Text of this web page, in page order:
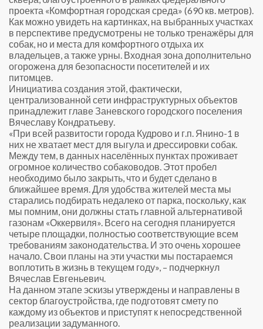
проекта «Комфортная городская среда» (690 кв. метров).
Как можно увидеть на картинках, на выбранных участках
в перспективе предусмотрены не только тренажёры для
собак, но и места для комфортного отдыха их
владельцев, а также урны. Входная зона дополнительно
огорожена для безопасности посетителей и их
питомцев.
Инициатива создания этой, фактически,
централизованной сети инфраструктурных объектов
принадлежит главе Заневского городского поселения
Вячеславу Кондратьеву.
«При всей развитости города Кудрово и г.п. Янино-1 в
них не хватает мест для выгула и дрессировки собак.
Между тем, в данных населённых пунктах проживает
огромное количество собаководов. Этот пробел
необходимо было закрыть, что и будет сделано в
ближайшее время. Для удобства жителей места мы
старались подбирать недалеко от парка, поскольку, как
мы помним, они должны стать главной альтернативой
газонам «Оккервиля». Всего на сегодня планируется
четыре площадки, полностью соответствующие всем
требованиям законодательства. И это очень хорошее
начало. Свои планы на эти участки мы постараемся
воплотить в жизнь в текущем году», – подчеркнул
Вячеслав Евгеньевич.
На данном этапе эскизы утверждены и направлены в
сектор благоустройства, где подготовят смету по
каждому из объектов и приступят к непосредственной
реализации задуманного.